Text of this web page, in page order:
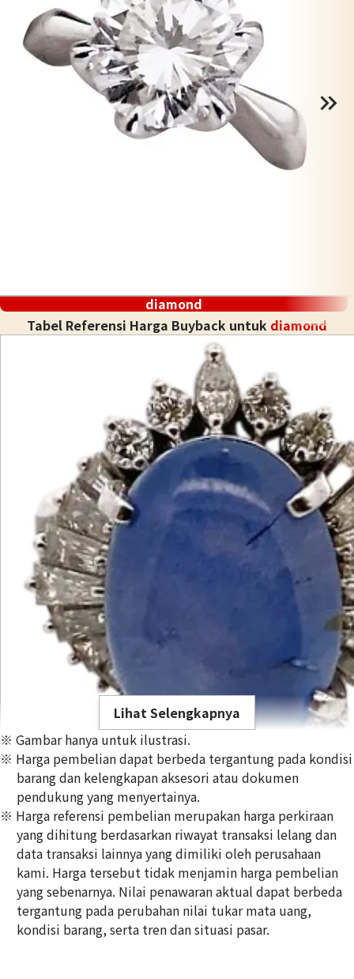
diamond
Tabel Referensi Harga Buyback untuk diamond
Pt･Pm900 Star Sapphire Diamond Ring 10.97ct
Referensi Harga Buyback
49.529.478
Lihat Selengkapnya
※ Gambar hanya untuk ilustrasi.
※ Harga pembelian dapat berbeda tergantung pada kondisi
barang dan kelengkapan aksesori atau dokumen
pendukung yang menyertainya.
※ Harga referensi pembelian merupakan harga perkiraan
yang dihitung berdasarkan riwayat transaksi lelang dan
data transaksi lainnya yang dimiliki oleh perusahaan
kami. Harga tersebut tidak menjamin harga pembelian
yang sebenarnya. Nilai penawaran aktual dapat berbeda
tergantung pada perubahan nilai tukar mata uang,
kondisi barang, serta tren dan situasi pasar.